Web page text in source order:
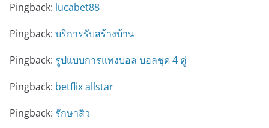
Pingback: lucabet88
Pingback: บริการรับสร้างบ้าน
Pingback: รูปแบบการแทงบอล บอลชุด 4 คู่
Pingback: betflix allstar
Pingback: รักษาสิว